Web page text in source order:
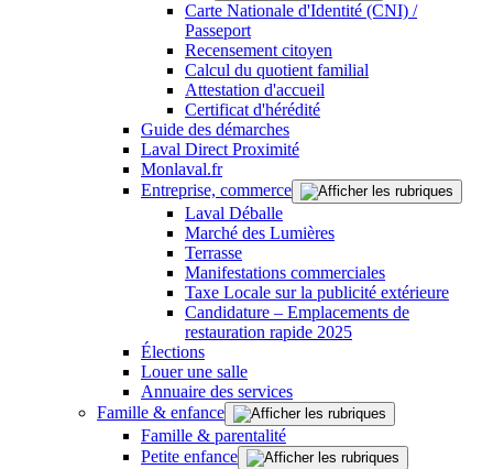
Carte Nationale d'Identité (CNI) /
Passeport
Recensement citoyen
Calcul du quotient familial
Attestation d'accueil
Certificat d'hérédité
Guide des démarches
Laval Direct Proximité
Monlaval.fr
Entreprise, commerce
Laval Déballe
Marché des Lumières
Terrasse
Manifestations commerciales
Taxe Locale sur la publicité extérieure
Candidature – Emplacements de
restauration rapide 2025
Élections
Louer une salle
Annuaire des services
Famille & enfance
Famille & parentalité
Petite enfance